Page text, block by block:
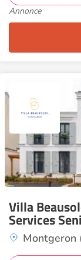
Annonce
Villa
Services
Montgeron